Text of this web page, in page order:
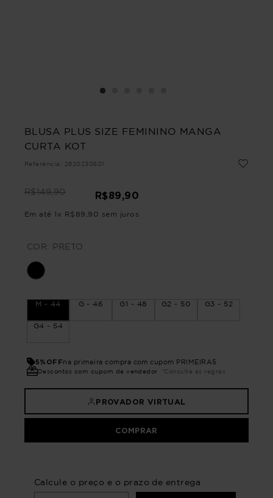
BLUSA PLUS SIZE FEMININO MANGA
CURTA KOT
Referência : 2620230501
R$149,90 R$89,90
Em até 1 x R$ 89 90 sem juros
COR: PRETO
M - 44 G - 46 G1 - 48 G2 - 50 G3 - 52
G4 - 54
5%OFFna primeira compra com cupom PRIMEIRA5
Descontos com cupom de vendedor *Consulte as regras
PROVADOR VIRTUAL
COMPRAR
Calcule o preço e o prazo de entrega